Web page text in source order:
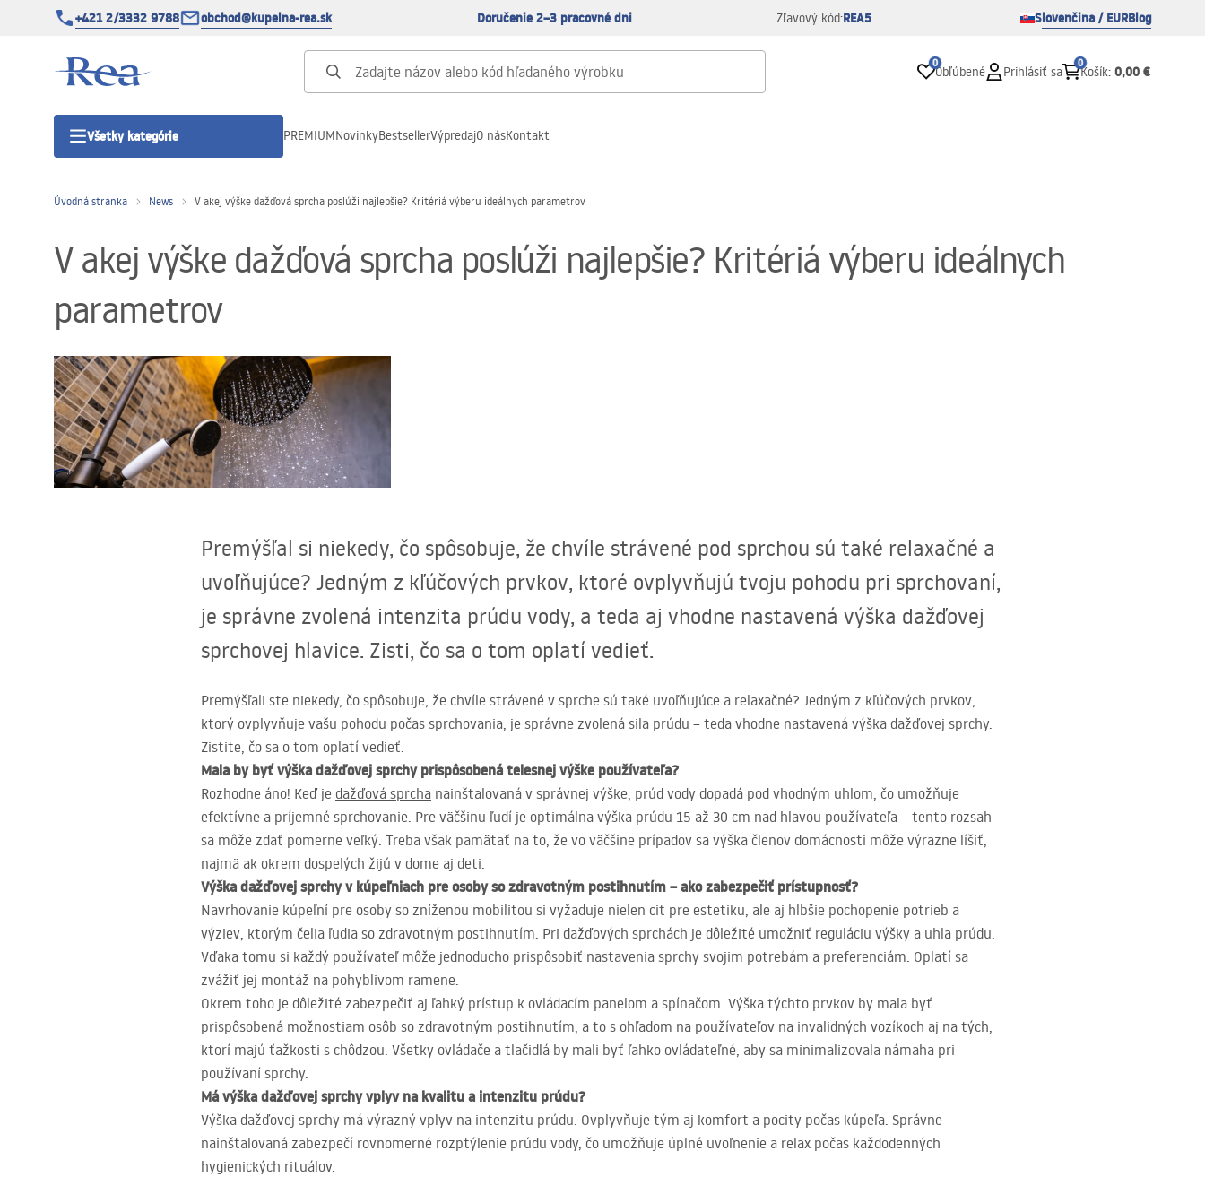
+421 2/3332 9788 obchod@kupelna-rea.sk Doručenie 2–3 pracovné dni Zľavový kód:REA5 Slovenčina / EURBlog
0
Obľúbené Prihlásiť sa
0
Košík: 0,00 €
Všetky kategórie
Sprchové dvere
Sprchové vaničky
Sprchové žľaby
Sanitárna keramika
Umývadlá
Kúpeľňové doplnky a nábytok
PREMIUMNovinkyBestsellerVýpredajO násKontakt
Úvodná stránka News V akej výške dažďová sprcha poslúži najlepšie? Kritériá výberu ideálnych parametrov
V akej výške dažďová sprcha poslúži najlepšie? Kritériá výberu ideálnych
parametrov
Premýšľal si niekedy, čo spôsobuje, že chvíle strávené pod sprchou sú také relaxačné a
uvoľňujúce? Jedným z kľúčových prvkov, ktoré ovplyvňujú tvoju pohodu pri sprchovaní,
je správne zvolená intenzita prúdu vody, a teda aj vhodne nastavená výška dažďovej
sprchovej hlavice. Zisti, čo sa o tom oplatí vedieť.
Premýšľali ste niekedy, čo spôsobuje, že chvíle strávené v sprche sú také uvoľňujúce a relaxačné? Jedným z kľúčových prvkov,
ktorý ovplyvňuje vašu pohodu počas sprchovania, je správne zvolená sila prúdu – teda vhodne nastavená výška dažďovej sprchy.
Zistite, čo sa o tom oplatí vedieť.
Mala by byť výška dažďovej sprchy prispôsobená telesnej výške používateľa?
Rozhodne áno! Keď je dažďová sprcha nainštalovaná v správnej výške, prúd vody dopadá pod vhodným uhlom, čo umožňuje
efektívne a príjemné sprchovanie. Pre väčšinu ľudí je optimálna výška prúdu 15 až 30 cm nad hlavou používateľa – tento rozsah
sa môže zdať pomerne veľký. Treba však pamätať na to, že vo väčšine prípadov sa výška členov domácnosti môže výrazne líšiť,
najmä ak okrem dospelých žijú v dome aj deti.
Výška dažďovej sprchy v kúpeľniach pre osoby so zdravotným postihnutím – ako zabezpečiť prístupnosť?
Navrhovanie kúpeľní pre osoby so zníženou mobilitou si vyžaduje nielen cit pre estetiku, ale aj hlbšie pochopenie potrieb a
výziev, ktorým čelia ľudia so zdravotným postihnutím. Pri dažďových sprchách je dôležité umožniť reguláciu výšky a uhla prúdu.
Vďaka tomu si každý používateľ môže jednoducho prispôsobiť nastavenia sprchy svojim potrebám a preferenciám. Oplatí sa
zvážiť jej montáž na pohyblivom ramene.
Okrem toho je dôležité zabezpečiť aj ľahký prístup k ovládacím panelom a spínačom. Výška týchto prvkov by mala byť
prispôsobená možnostiam osôb so zdravotným postihnutím, a to s ohľadom na používateľov na invalidných vozíkoch aj na tých,
ktorí majú ťažkosti s chôdzou. Všetky ovládače a tlačidlá by mali byť ľahko ovládateľné, aby sa minimalizovala námaha pri
používaní sprchy.
Má výška dažďovej sprchy vplyv na kvalitu a intenzitu prúdu?
Výška dažďovej sprchy má výrazný vplyv na intenzitu prúdu. Ovplyvňuje tým aj komfort a pocity počas kúpeľa. Správne
nainštalovaná zabezpečí rovnomerné rozptýlenie prúdu vody, čo umožňuje úplné uvoľnenie a relax počas každodenných
hygienických rituálov.